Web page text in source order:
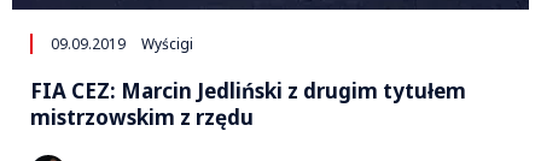
09.09.2019 Wyścigi
FIA CEZ: Marcin Jedliński z drugim tytułem
mistrzowskim z rzędu